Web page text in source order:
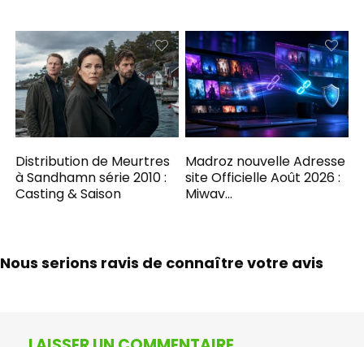
Distribution de Meurtres
à Sandhamn série 2010 :
Casting & Saison
Madroz nouvelle Adresse
site Officielle Août 2026 :
Miwav…
Nous serions ravis de connaître votre avis